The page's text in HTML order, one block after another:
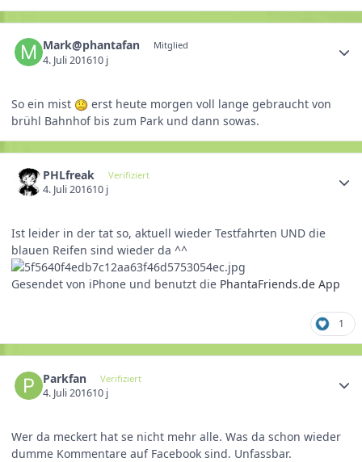
Mark@phantafan Mitglied
4. Juli 201610 j
So ein mist
erst heute morgen voll lange gebraucht von
brühl Bahnhof bis zum Park und dann sowas.
PHLfreak Verifiziert
4. Juli 201610 j
Ist leider in der tat so, aktuell wieder Testfahrten UND die
blauen Reifen sind wieder da ^^
Gesendet von iPhone und benutzt die PhantaFriends.de App
1
Parkfan Verifiziert
4. Juli 201610 j
Wer da meckert hat se nicht mehr alle. Was da schon wieder
dumme Kommentare auf Facebook sind. Unfassbar.